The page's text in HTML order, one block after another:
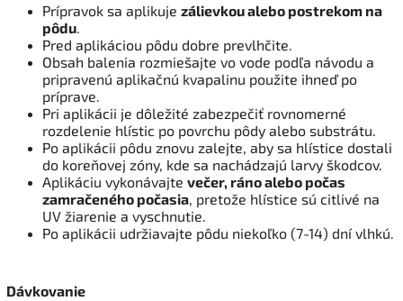
Prípravok sa aplikuje zálievkou alebo postrekom na
pôdu.
Pred aplikáciou pôdu dobre prevlhčite.
Obsah balenia rozmiešajte vo vode podľa návodu a
pripravenú aplikačnú kvapalinu použite ihneď po
príprave.
Pri aplikácii je dôležité zabezpečiť rovnomerné
rozdelenie hlístic po povrchu pôdy alebo substrátu.
Po aplikácii pôdu znovu zalejte, aby sa hlístice dostali
do koreňovej zóny, kde sa nachádzajú larvy škodcov.
Aplikáciu vykonávajte večer, ráno alebo počas
zamračeného počasia, pretože hlístice sú citlivé na
UV žiarenie a vyschnutie.
Po aplikácii udržiavajte pôdu niekoľko (7-14) dní vlhkú.
Dávkovanie